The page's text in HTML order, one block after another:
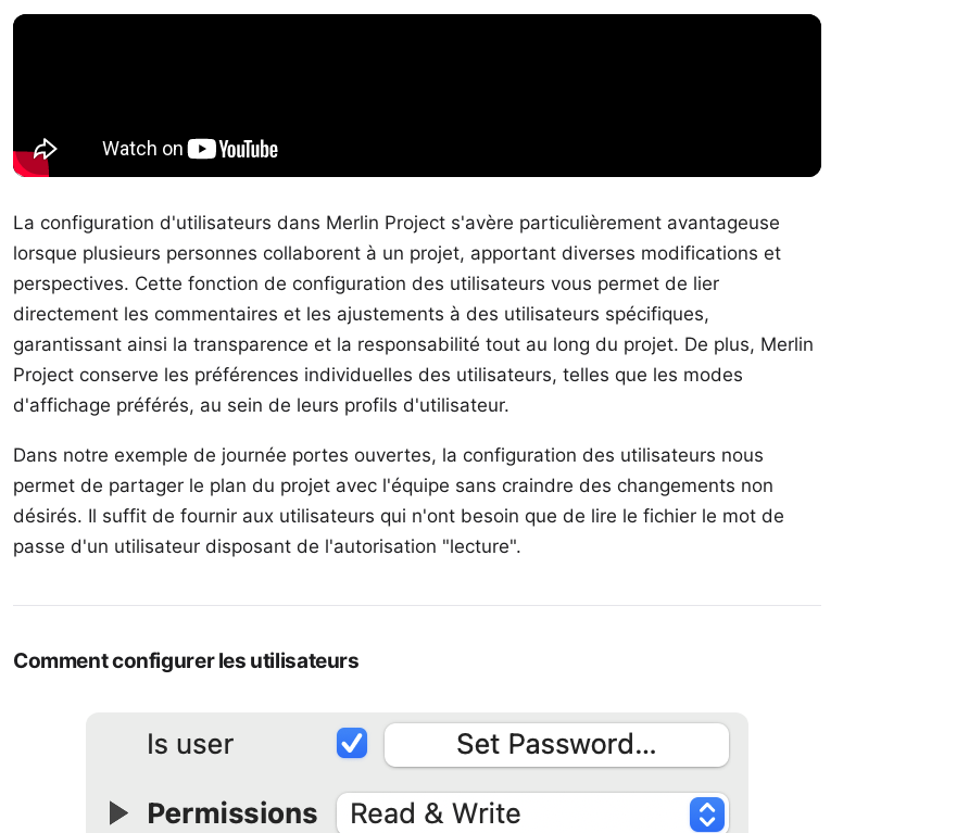
La configuration d'utilisateurs dans Merlin Project s'avère particulièrement avantageuse
lorsque plusieurs personnes collaborent à un projet, apportant diverses modifications et
perspectives. Cette fonction de configuration des utilisateurs vous permet de lier
directement les commentaires et les ajustements à des utilisateurs spécifiques,
garantissant ainsi la transparence et la responsabilité tout au long du projet. De plus, Merlin
Project conserve les préférences individuelles des utilisateurs, telles que les modes
d'affichage préférés, au sein de leurs profils d'utilisateur.
Dans notre exemple de journée portes ouvertes, la configuration des utilisateurs nous
permet de partager le plan du projet avec l'équipe sans craindre des changements non
désirés. Il suffit de fournir aux utilisateurs qui n'ont besoin que de lire le fichier le mot de
passe d'un utilisateur disposant de l'autorisation "lecture".
Comment configurer les utilisateurs